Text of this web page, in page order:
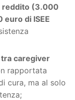
reddito (3.000
di ISEE
caregiver
rapportata
cura, ma al solo